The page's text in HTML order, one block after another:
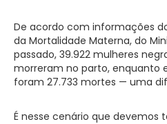
De acordo com informações
da Mortalidade Materna, do
passado, 39.922 mulheres
morreram no parto, enquanto
foram 27.733 mortes — uma
É nesse cenário que devemos